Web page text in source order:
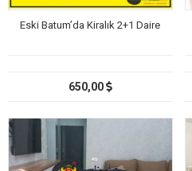
Eski Batum’da Kiralık 2+1 Daire
650,00